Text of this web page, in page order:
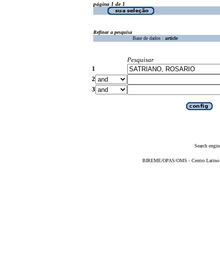
página 1 de 1
Refinar a pesquisa
Base de dados : article
Pesquisar
1
2
3
Search
BIREME/OPAS/OMS - Centro Latino-